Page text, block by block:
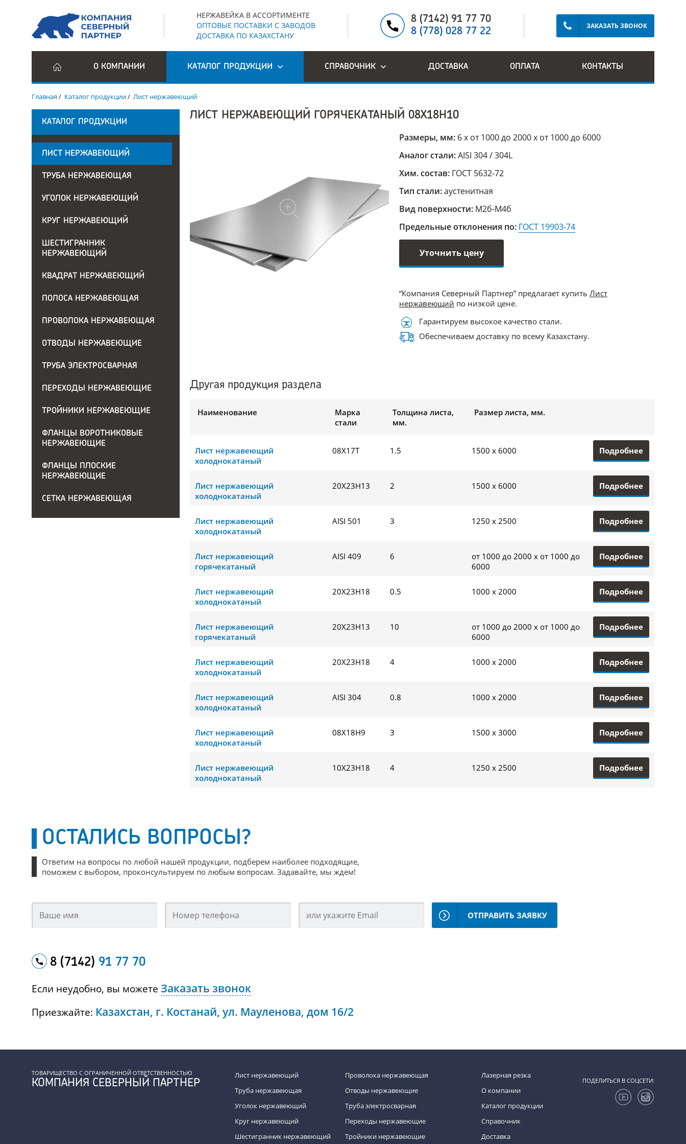
НЕРЖАВЕЙКА В АССОРТИМЕНТЕ
ОПТОВЫЕ ПОСТАВКИ С ЗАВОДОВ
ДОСТАВКА ПО КАЗАХСТАНУ
8 (7142) 91 77 70
8 (778) 028 77 22
ЗАКАЗАТЬ ЗВОНОК
О КОМПАНИИ КАТАЛОГ ПРОДУКЦИИ СПРАВОЧНИК ДОСТАВКА ОПЛАТА КОНТАКТЫ
Главная/ Каталог продукции/ Лист нержавеющий
КАТАЛОГ ПРОДУКЦИИ
ЛИСТ НЕРЖАВЕЮЩИЙ
ТРУБА НЕРЖАВЕЮЩАЯ
УГОЛОК НЕРЖАВЕЮЩИЙ
КРУГ НЕРЖАВЕЮЩИЙ
ШЕСТИГРАННИК
НЕРЖАВЕЮЩИЙ
КВАДРАТ НЕРЖАВЕЮЩИЙ
ПОЛОСА НЕРЖАВЕЮЩАЯ
ПРОВОЛОКА НЕРЖАВЕЮЩАЯ
ОТВОДЫ НЕРЖАВЕЮЩИЕ
ТРУБА ЭЛЕКТРОСВАРНАЯ
ПЕРЕХОДЫ НЕРЖАВЕЮЩИЕ
ТРОЙНИКИ НЕРЖАВЕЮЩИЕ
ФЛАНЦЫ ВОРОТНИКОВЫЕ
НЕРЖАВЕЮЩИЕ
ФЛАНЦЫ ПЛОСКИЕ
НЕРЖАВЕЮЩИЕ
СЕТКА НЕРЖАВЕЮЩАЯ
ЛИСТ НЕРЖАВЕЮЩИЙ ГОРЯЧЕКАТАНЫЙ 08Х18Н10
Размеры, мм: 6 х от 1000 до 2000 х от 1000 до 6000
Аналог стали:AISI 304 / 304L
Хим. состав: ГОСТ 5632-72
Тип стали:аустенитная
Вид поверхности: М2б-М4б
Предельные отклонения по: ГОСТ 19903-74
Уточнить цену
“Компания Северный Партнер” предлагает купить Лист
нержавеющий по низкой цене.
Гарантируем высокое качество стали.
Обеспечиваем доставку по всему Казахстану.
Другая продукция раздела
Наименование
Марка
стали
Толщина листа,
мм.
Размер листа, мм.
Лист нержавеющий
холоднокатаный
08Х17Т 1.5 1500 x 6000 Подробнее
Лист нержавеющий
холоднокатаный
20Х23Н13 2 1500 x 6000 Подробнее
Лист нержавеющий
холоднокатаный
AISI 501 3 1250 x 2500 Подробнее
Лист нержавеющий
горячекатаный
AISI 409 6
от 1000 до 2000 x от 1000 до
6000
Подробнее
Лист нержавеющий
холоднокатаный
20Х23Н18 0.5 1000 x 2000 Подробнее
Лист нержавеющий
горячекатаный
20Х23Н13 10
от 1000 до 2000 x от 1000 до
6000
Подробнее
Лист нержавеющий
холоднокатаный
20Х23Н18 4 1000 x 2000 Подробнее
Лист нержавеющий
холоднокатаный
AISI 304 0.8 1000 x 2000 Подробнее
Лист нержавеющий
холоднокатаный
08Х18Н9 3 1500 x 3000 Подробнее
Лист нержавеющий
холоднокатаный
10Х23Н18 4 1250 x 2500 Подробнее
ОСТАЛИСЬ ВОПРОСЫ?
Ответим на вопросы по любой нашей продукции, подберем наиболее подходящие,
поможем с выбором, проконсультируем по любым вопросам. Задавайте, мы ждем!
ОТПРАВИТЬ ЗАЯВКУ
8 (7142) 91 77 70
Если неудобно, вы можете Заказать звонок
Приезжайте: Казахстан, г. Костанай, ул. Мауленова, дом 16/2
ТОВАРИЩЕСТВО С ОГРАНИЧЕННОЙ ОТВЕТСТВЕННОСТЬЮ
КОМПАНИЯ СЕВЕРНЫЙ ПАРТНЕР
Лист нержавеющий
Труба нержавеющая
Уголок нержавеющий
Круг нержавеющий
Шестигранник нержавеющий
Проволока нержавеющая
Отводы нержавеющие
Труба электросварная
Переходы нержавеющие
Тройники нержавеющие
Лазерная резка
О компании
Каталог продукции
Справочник
Доставка
ПОДЕЛИТЬСЯ В СОЦСЕТИ: